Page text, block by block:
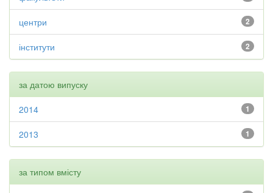
2
центри
2
інститути
за датою випуску
1
2014
1
2013
за типом вмісту